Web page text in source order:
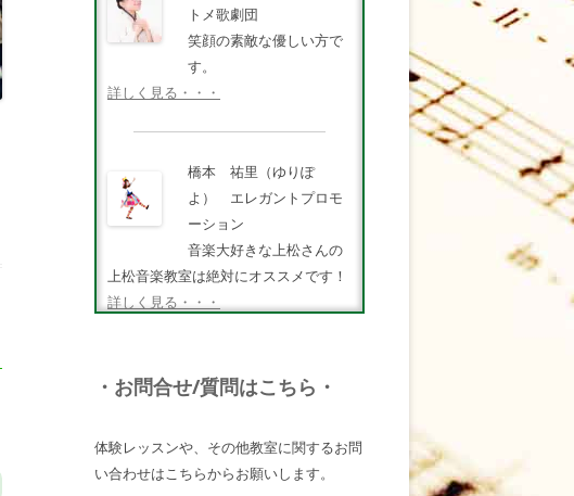
トメ歌劇団
笑顔の素敵な優しい方で
す。
詳しく見る・・・
橋本 祐里（ゆりぽ
よ） エレガントプロモ
ーション
音楽大好きな上松さんの
上松音楽教室は絶対にオススメです！
詳しく見る・・・
FMキタQ.ラジオパーソナ
知識が豊富で頼りになる
超おすすめしたい人です♪
・お問合せ/質問はこちら・
体験レッスンや、その他教室に関するお問
い合わせはこちらからお願いします。